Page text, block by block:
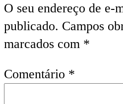
O seu endereço de e-
publicado. Campos
marcados com *
Comentário *